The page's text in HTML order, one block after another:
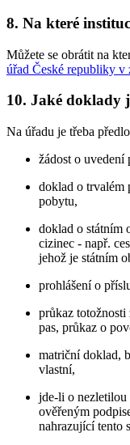
8. Na které
Můžete se obrátit na
úřad České republiky v
10. Jaké doklady
Na úřadu je třeba
žádost o uvedení
doklad o trvalém
pobytu,
doklad o státním
cizinec - např.
jehož je státním
prohlášení o
průkaz totožnosti
pas, průkaz o
matriční doklad,
vlastní,
jde-li o nezletilou
ověřeným
nahrazující tento